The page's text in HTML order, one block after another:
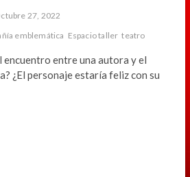
27, 2022
emblemática Espacio taller teatro
encuentro entre una autora y el
¿El personaje estaría feliz con su